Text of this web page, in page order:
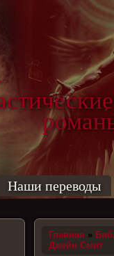
Наши переводы
Главная »
Джейн Смит